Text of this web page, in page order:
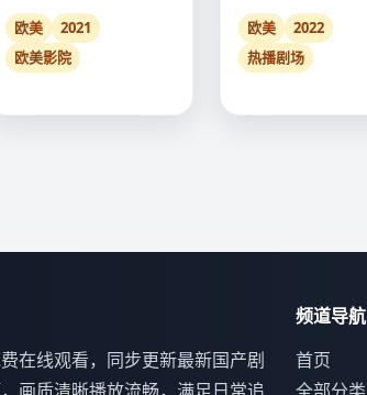
就死一个人。
欧美
2021
欧美影院
一个人”。
欧美
2022
热播剧场
在线观看，同步更新最新国产剧
频道导航
首页